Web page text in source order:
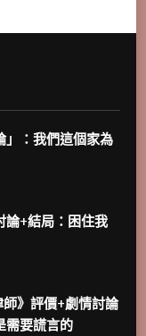
：我們這個家為
+結局：困住我
》評價+劇情討論
需要謊言的